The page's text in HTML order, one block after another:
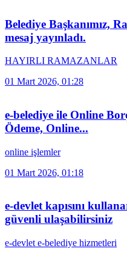
Belediye Başkanımız,
mesaj yayınladı.
HAYIRLI RAMAZANLAR
01 Mart 2026, 01:28
e-belediye ile Online
Ödeme, Online...
online işlemler
01 Mart 2026, 01:18
e-devlet kapısını
güvenli ulaşabilirsiniz
e-devlet e-belediye hizmetleri